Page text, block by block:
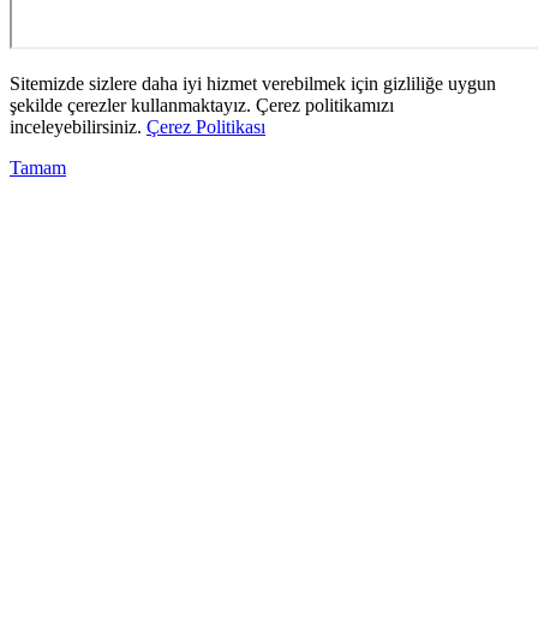
Sitemizde sizlere daha iyi hizmet verebilmek için gizliliğe uygun
şekilde çerezler kullanmaktayız. Çerez politikamızı
inceleyebilirsiniz. Çerez Politikası
Tamam